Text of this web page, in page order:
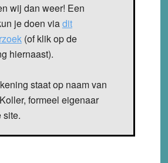
wij dan weer! Een
je doen viadit
(of klik op de
hiernaast).
staat op naam van
formeel eigenaar
site.